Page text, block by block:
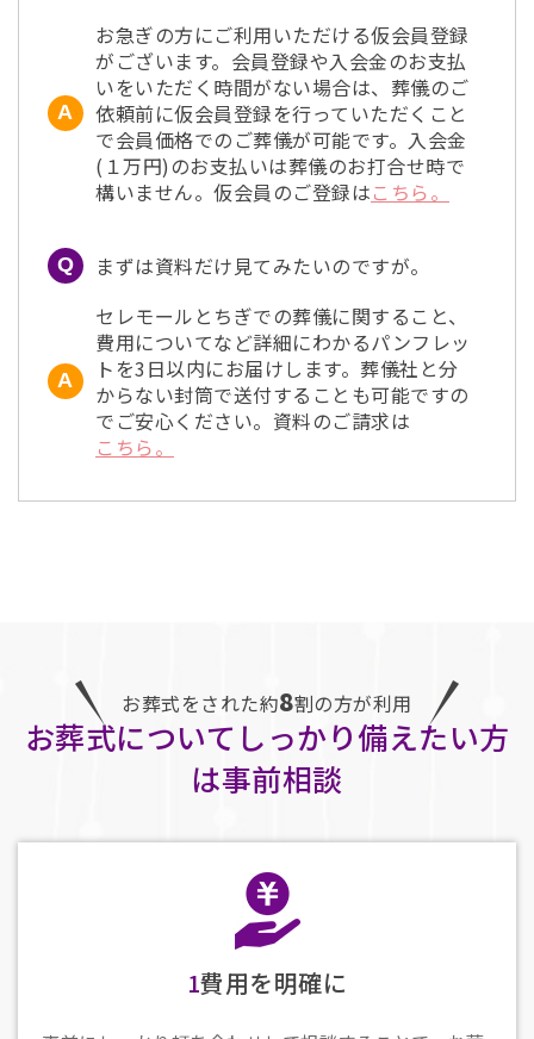
お急ぎの方にご利用いただける仮会員登録
がございます。会員登録や入会金のお支払
いをいただく時間がない場合は、葬儀のご
依頼前に仮会員登録を行っていただくこと
で会員価格でのご葬儀が可能です。入会金
(１万円)のお支払いは葬儀のお打合せ時で
構いません。仮会員のご登録はこちら。
まずは資料だけ見てみたいのですが。
セレモールとちぎでの葬儀に関すること、
費用についてなど詳細にわかるパンフレッ
トを3日以内にお届けします。葬儀社と分
からない封筒で送付することも可能ですの
でご安心ください。資料のご請求は
こちら。
お葬式をされた約8割の方が利用
お葬式についてしっかり備えたい方
は事前相談
1費用を明確に